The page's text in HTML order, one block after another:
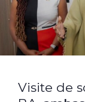
Visite de